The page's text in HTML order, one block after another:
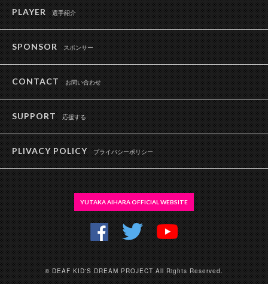
PLAYER 選手紹介
SPONSOR スポンサー
CONTACT お問い合わせ
SUPPORT 応援する
PLIVACY POLICY プライバシーポリシー
YUTAKA AIHARA OFFICIAL WEBSITE
© DEAF KID'S DREAM PROJECT All Rights Reserved.